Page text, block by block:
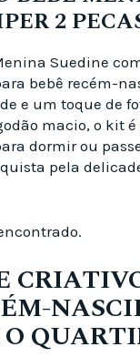
2
Suedine
bebê recém-
e um toque de
macio, o kit
dormir ou
pela